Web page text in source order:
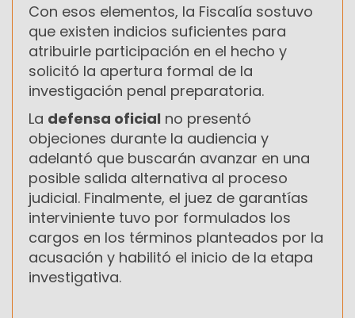
Con esos elementos, la Fiscalía sostuvo
que existen indicios suficientes para
atribuirle participación en el hecho y
solicitó la apertura formal de la
investigación penal preparatoria.
La defensa oficial no presentó
objeciones durante la audiencia y
adelantó que buscarán avanzar en una
posible salida alternativa al proceso
judicial. Finalmente, el juez de garantías
interviniente tuvo por formulados los
cargos en los términos planteados por la
acusación y habilitó el inicio de la etapa
investigativa.